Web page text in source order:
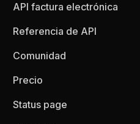
API factura electrónica
Referencia de API
Comunidad
Precio
Status page